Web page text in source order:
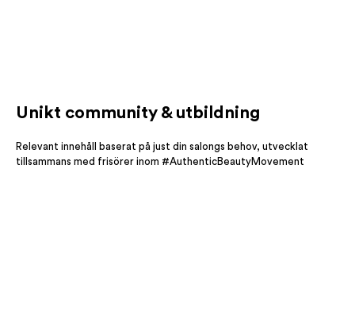
Unikt community & utbildning
Relevant innehåll baserat på just din salongs behov, utvecklat
tillsammans med frisörer inom #AuthenticBeautyMovement